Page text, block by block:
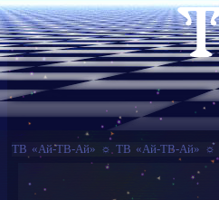
ТВ «Ай-ТВ-Ай» ☼ ТВ «Ай-ТВ-Ай» ☼